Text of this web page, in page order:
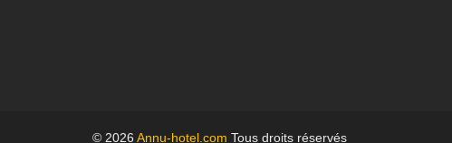
© 2026 Annu-hotel.com Tous droits réservés